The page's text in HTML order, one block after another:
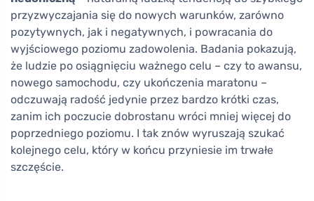
przyzwyczajania się do nowych warunków, zarówno
pozytywnych, jak i negatywnych, i powracania do
wyjściowego poziomu zadowolenia. Badania pokazują,
że ludzie po osiągnięciu ważnego celu – czy to awansu,
nowego samochodu, czy ukończenia maratonu –
odczuwają radość jedynie przez bardzo krótki czas,
zanim ich poczucie dobrostanu wróci mniej więcej do
poprzedniego poziomu. I tak znów wyruszają szukać
kolejnego celu, który w końcu przyniesie im trwałe
szczęście.